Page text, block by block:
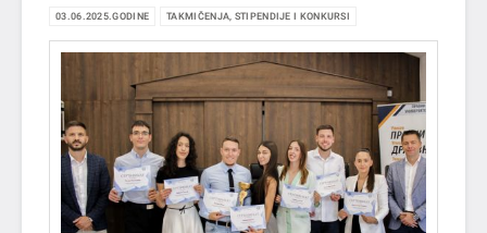
03.06.2025.GODINE TAKMIČENJA, STIPENDIJE I KONKURSI